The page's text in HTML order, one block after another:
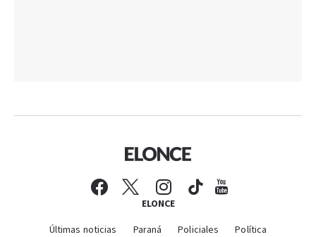
ELONCE
Últimas noticias Paraná Policiales
Política